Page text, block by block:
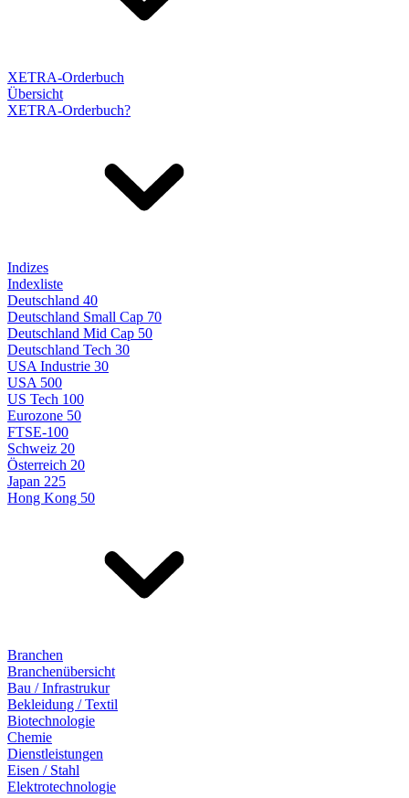
XETRA-Orderbuch
Übersicht
XETRA-Orderbuch?
Indizes
Indexliste
Deutschland 40
Deutschland Small Cap 70
Deutschland Mid Cap 50
Deutschland Tech 30
USA Industrie 30
USA 500
US Tech 100
Eurozone 50
FTSE-100
Schweiz 20
Österreich 20
Japan 225
Hong Kong 50
Branchen
Branchenübersicht
Bau / Infrastrukur
Bekleidung / Textil
Biotechnologie
Chemie
Dienstleistungen
Eisen / Stahl
Elektrotechnologie